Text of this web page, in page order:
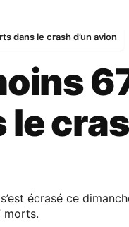
dans le crash d’un avion
le
écrasé ce
morts.